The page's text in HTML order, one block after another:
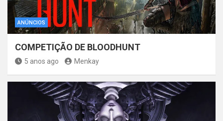
ANÚNCIOS
COMPETIÇÃO DE BLOODHUNT
5 anos ago Menkay